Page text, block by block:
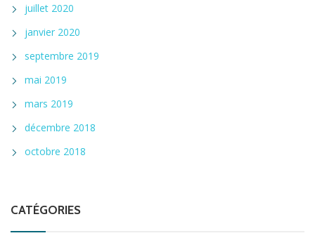
juillet 2020
janvier 2020
septembre 2019
mai 2019
mars 2019
décembre 2018
octobre 2018
CATÉGORIES